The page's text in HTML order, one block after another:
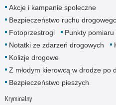
Akcje i kampanie społeczne
Bezpieczeństwo ruchu
Fotoprzestrogi
Punkty pomiaru
Notatki ze zdarzeń drogowych
Kolizje drogowe
Z młodym kierowcą w drodze po
Bezpieczeństwo pieszych
Kryminalny